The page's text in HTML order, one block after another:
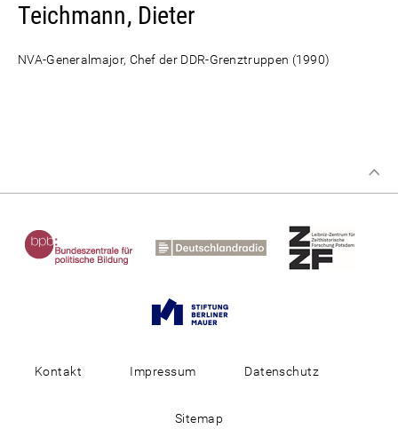
Teichmann, Dieter
NVA-Generalmajor, Chef der DDR-Grenztruppen (1990)
Kontakt Impressum Datenschutz
Sitemap